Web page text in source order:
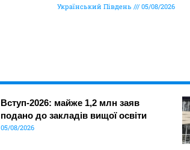
Український Південь 05/08/2026
Вступ-2026: майже 1,2 млн заяв
подано до закладів вищої освіти
05/08/2026